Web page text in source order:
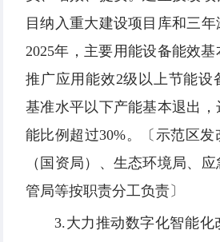
目纳入重大建设项目库和三年
2025年，主要用能设备能效基
推广应用能效2级以上节能设
基准水平以下产能基本退出
能比例超过30%。〔示范区
（国资局）、生态环境局、
管局等按职责分工负责〕
3.大力推动数字化智能化